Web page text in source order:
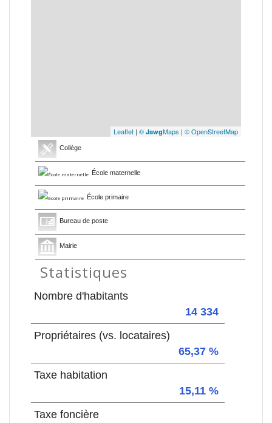
Leaflet | © JawgMaps | © OpenStreetMap
Collège
École maternelle
École primaire
Bureau de poste
Mairie
Statistiques
Nombre d'habitants
14 334
Propriétaires (vs. locataires)
65,37 %
Taxe habitation
15,11 %
Taxe foncière